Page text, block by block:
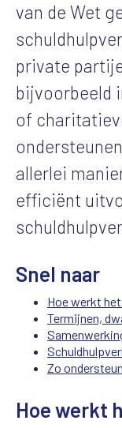
van de Wet
private
bijvoorbeeld
of
allerlei
efficiënt
Snel naar
Hoe werkt
Termijnen,
Zo
Hoe werkt